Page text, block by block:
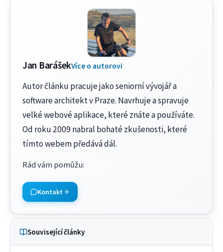
Jan BarášekVíce o autorovi
Autor článku pracuje jako seniorní vývojář a
software architekt v Praze. Navrhuje a spravuje
velké webové aplikace, které znáte a používáte.
Od roku 2009 nabral bohaté zkušenosti, které
tímto webem předává dál.
Rád vám pomůžu:
Kontakt
Související články